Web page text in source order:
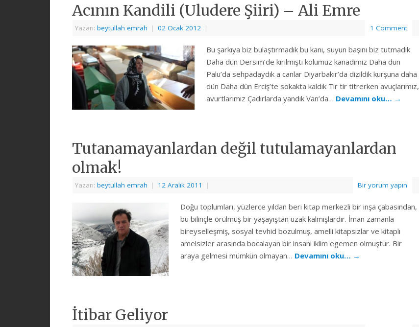
Acının Kandili (Uludere Şiiri) – Ali Emre
Yazarı: beytullah emrah | 02 Ocak 2012 | 1 Comment
Bu şarkıya biz bulaştırmadık bu kanı, suyun başını biz tutmadık
Daha dün Dersim’de kırılmıştı kolumuz kanadımız Daha dün
Palu’da sehpadaydık a canlar Diyarbakır’da dizildik kurşuna daha
dün Daha dün Erciş’te sokakta kaldık Tir tir titrerken avuçlarımız,
avurtlarımız Çadırlarda yandık Van’da… Devamını oku… →
Tutanamayanlardan değil tutulamayanlardan
olmak!
Yazarı: beytullah emrah | 12 Aralık 2011 | Bir yorum yapın
Doğu toplumları, yüzlerce yıldan beri kitap merkezli bir inşa çabasından,
bu bilinçle örülmüş bir yaşayıştan uzak kalmışlardır. İman zamanla
bireyselleşmiş, sosyal tevhid bozulmuş, amelli kitapsızlar ve kitaplı
amelsizler arasında bocalayan bir insani iklim egemen olmuştur. Bir
araya gelmesi mümkün olmayan… Devamını oku… →
İtibar Geliyor